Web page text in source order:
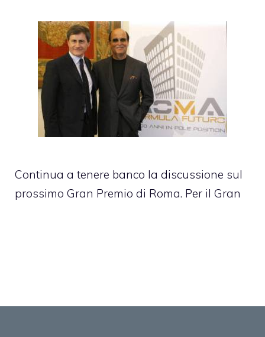
Continua a tenere banco la discussione sul
prossimo Gran Premio di Roma. Per il Gran